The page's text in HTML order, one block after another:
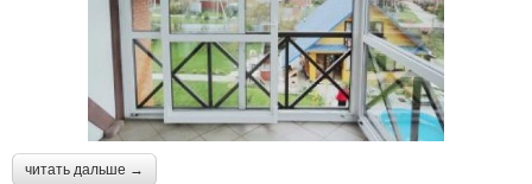
читать дальше →